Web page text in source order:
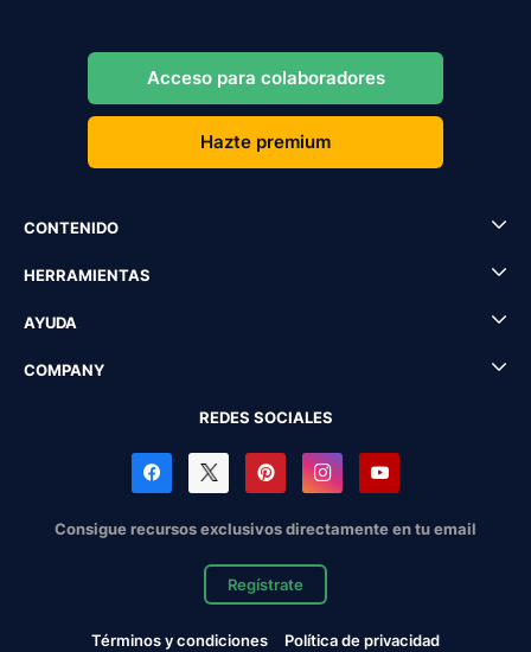
Acceso para colaboradores
Hazte premium
CONTENIDO
HERRAMIENTAS
AYUDA
COMPANY
REDES SOCIALES
Consigue recursos exclusivos directamente en tu email
Regístrate
Términos y condiciones Política de privacidad